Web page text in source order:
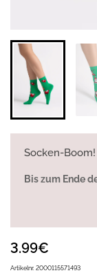
Socken-
Bis zum Ende
Artikelnr. 2000115571493
3.99€